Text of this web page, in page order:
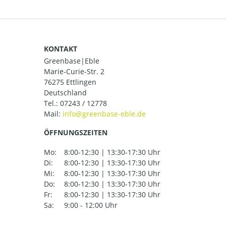
KONTAKT
Greenbase|Eble
Marie-Curie-Str. 2
76275 Ettlingen
Deutschland
Tel.: 07243 / 12778
Mail:
ÖFFNUNGSZEITEN
Mo:
8:00-12:30 | 13:30-17:30 Uhr
Di:
8:00-12:30 | 13:30-17:30 Uhr
Mi:
8:00-12:30 | 13:30-17:30 Uhr
Do:
8:00-12:30 | 13:30-17:30 Uhr
Fr:
8:00-12:30 | 13:30-17:30 Uhr
Sa:
9:00 - 12:00 Uhr